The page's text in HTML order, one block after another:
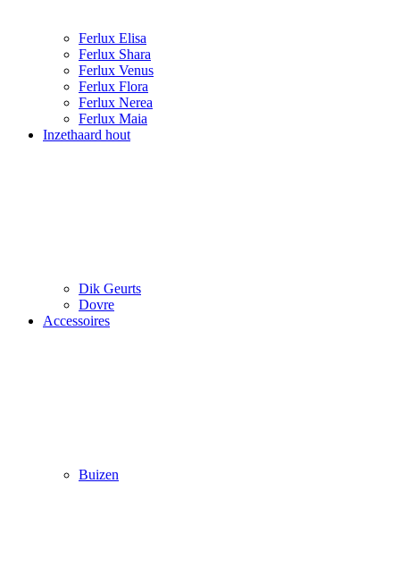
Ferlux Elisa
Ferlux Shara
Ferlux Venus
Ferlux Flora
Ferlux Nerea
Ferlux Maia
Inzethaard hout
Dik Geurts
Dovre
Accessoires
Buizen